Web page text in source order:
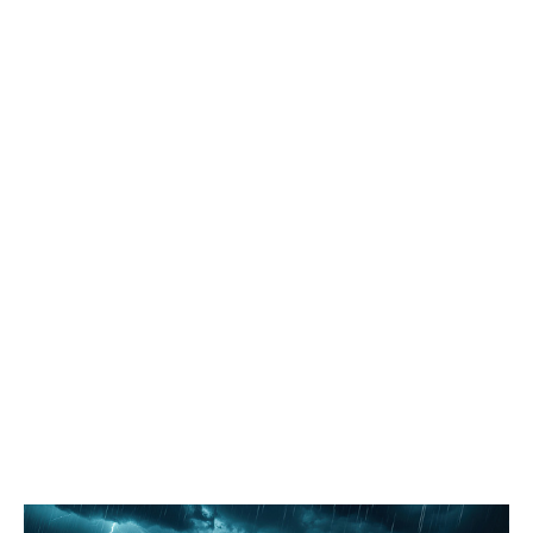
варианты решения нескольких ключевых задач: обеспечение